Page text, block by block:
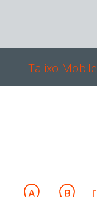
Talixo Mobile